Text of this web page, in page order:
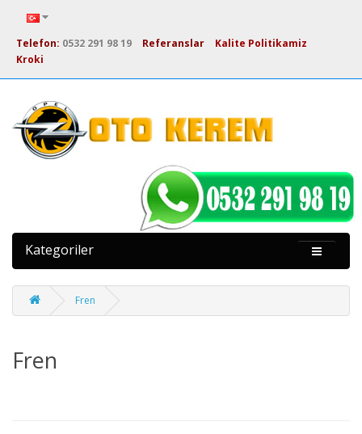
Telefon: 0532 291 98 19 Referanslar
Kalite Politikamiz
Kroki
Kategoriler
Fren
Fren